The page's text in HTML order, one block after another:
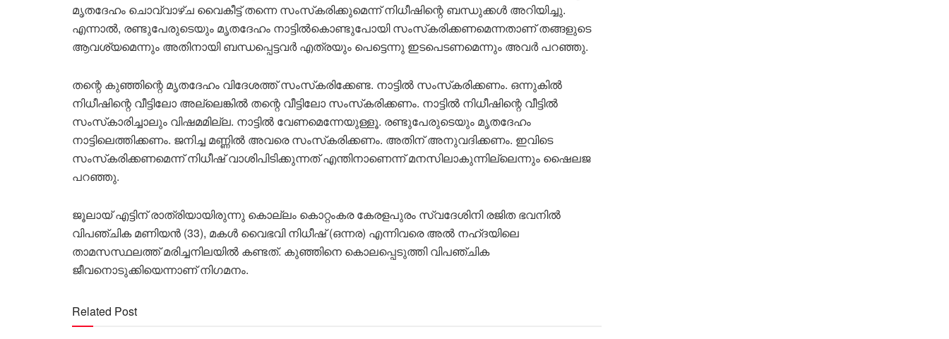
മൃതദേഹം ചൊവ്വാഴ്ച വൈകീട്ട് തന്നെ സംസ്‌കരിക്കുമെന്ന് നിധീഷിന്റെ ബന്ധുക്കൾ അറിയിച്ചു.
എന്നാൽ, രണ്ടുപേരുടെയും മൃതദേഹം നാട്ടിൽകൊണ്ടുപോയി സംസ്‌കരിക്കണമെന്നതാണ് തങ്ങളുടെ
ആവശ്യമെന്നും അതിനായി ബന്ധപ്പെട്ടവർ എത്രയും പെട്ടെന്നു ഇടപെടണമെന്നും അവർ പറഞ്ഞു.
തന്റെ കുഞ്ഞിന്റെ മൃതദേഹം വിദേശത്ത് സംസ്‌കരിക്കേണ്ട. നാട്ടിൽ സംസ്‌കരിക്കണം. ഒന്നുകിൽ
നിധീഷിന്റെ വീട്ടിലോ അല്ലെങ്കിൽ തന്റെ വീട്ടിലോ സംസ്‌കരിക്കണം. നാട്ടിൽ നിധീഷിന്റെ വീട്ടിൽ
സംസ്‌കാരിച്ചാലും വിഷമമില്ല. നാട്ടിൽ വേണമെന്നേയുള്ളൂ. രണ്ടുപേരുടെയും മൃതദേഹം
നാട്ടിലെത്തിക്കണം. ജനിച്ച മണ്ണിൽ അവരെ സംസ്‌കരിക്കണം. അതിന് അനുവദിക്കണം. ഇവിടെ
സംസ്‌കരിക്കണമെന്ന് നിധീഷ് വാശിപിടിക്കുന്നത് എന്തിനാണെന്ന് മനസിലാകുന്നില്ലെന്നും ഷൈലജ
പറഞ്ഞു.
ജൂലായ് എട്ടിന് രാത്രിയായിരുന്നു കൊല്ലം കൊറ്റംകര കേരളപുരം സ്വദേശിനി രജിത ഭവനിൽ
വിപഞ്ചിക മണിയൻ (33), മകൾ വൈഭവി നിധീഷ് (ഒന്നര) എന്നിവരെ അൽ നഹ്ദയിലെ
താമസസ്ഥലത്ത് മരിച്ചനിലയിൽ കണ്ടത്. കുഞ്ഞിനെ കൊലപ്പെടുത്തി വിപഞ്ചിക
ജീവനൊടുക്കിയെന്നാണ് നിഗമനം.
Related Post